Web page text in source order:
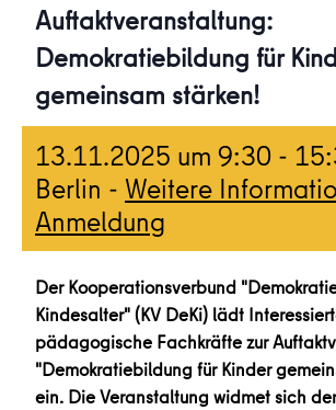
Auftaktveranstaltung:
Demokratiebildung für
gemeinsam stärken!
13.11.2025 um 9:30 -
Berlin - Weitere
Anmeldung
Der Kooperationsverbund
Kindesalter" (KV DeKi) lädt
pädagogische Fachkräfte zur
"Demokratiebildung für Kinder
ein. Die Veranstaltung widmet sich